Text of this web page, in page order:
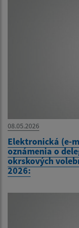
08.05.2026
Elektronická (e-
oznámenia o
okrskových
2026: